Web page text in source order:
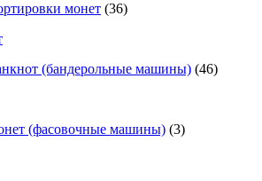
монет (36)
(бандерольные машины) (46)
(фасовочные машины) (3)